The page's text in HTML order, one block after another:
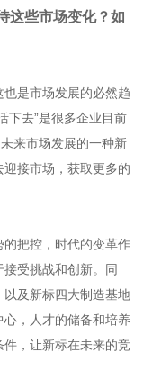
这些市场变化？如
是市场发展的必然趋
下去”是很多企业目前
来市场发展的一种新
接市场，获取更多的
把控，时代的变革作
受挑战和创新。同
及新标四大制造基地
，人才的储备和培养
，让新标在未来的竞